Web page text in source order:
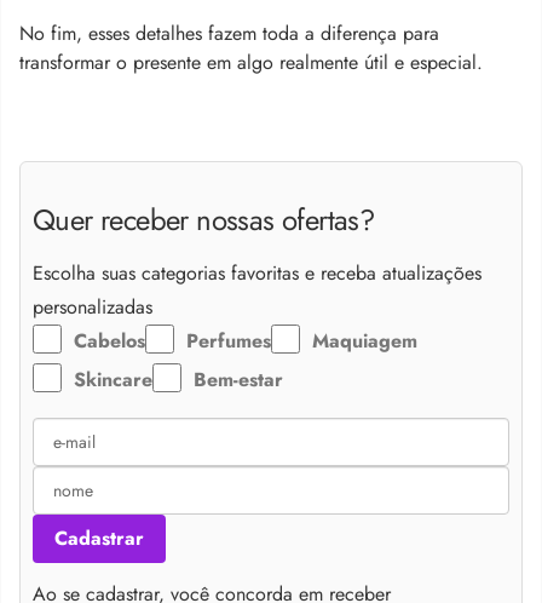
No fim, esses detalhes fazem toda a diferença para
transformar o presente em algo realmente útil e especial.
Quer receber nossas ofertas?
Escolha suas categorias favoritas e receba atualizações
personalizadas
Cabelos
Perfumes
Maquiagem
Skincare
Bem-estar
Cadastrar
Ao se cadastrar, você concorda em receber